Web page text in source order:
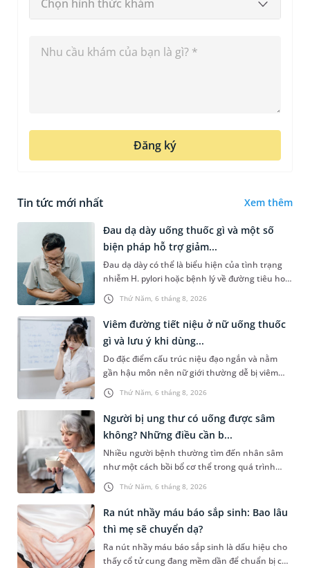
Chọn hình thức khám
Đăng ký
Tin tức mới nhất Xem thêm
Thứ Năm, 6 tháng 8, 2026
Đau dạ dày uống thuốc gì và một số
biện pháp hỗ trợ giảm...
Đau dạ dày có thể là biểu hiện của tình trạng
nhiễm H. pylori hoặc bệnh lý về đường tiêu hoá
khác. Dựa theo nguyên nhân cụ thể, bác sĩ sẽ
cân nhắc chỉ định p...
Thứ Năm, 6 tháng 8, 2026
Viêm đường tiết niệu ở nữ uống thuốc
gì và lưu ý khi dùng...
Do đặc điểm cấu trúc niệu đạo ngắn và nằm
gần hậu môn nên nữ giới thường dễ bị viêm
đường tiết niệu hơn nam giới. Tùy theo nguyên
nhân, mức độ nhiễm trùng và...
Thứ Năm, 6 tháng 8, 2026
Người bị ung thư có uống được sâm
không? Những điều cần b...
Nhiều người bệnh thường tìm đến nhân sâm
như một cách bồi bổ cơ thể trong quá trình
điều trị ung thư. Tuy nhiên, câu hỏi người bị
ung thư có uống được sâm kh...
Ra nút nhầy máu báo sắp sinh: Bao lâu
thì mẹ sẽ chuyển dạ?
Ra nút nhầy máu báo sắp sinh là dấu hiệu cho
thấy cổ tử cung đang mềm dần để chuẩn bị cho